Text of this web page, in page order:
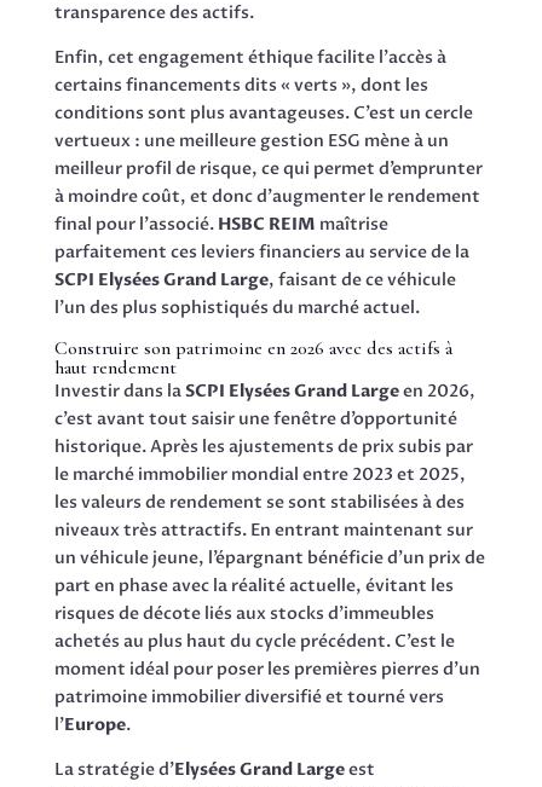
transparence des actifs.
Enfin, cet engagement éthique facilite l’accès à
certains financements dits « verts », dont les
conditions sont plus avantageuses. C’est un cercle
vertueux : une meilleure gestion ESG mène à un
meilleur profil de risque, ce qui permet d’emprunter
à moindre coût, et donc d’augmenter le rendement
final pour l’associé. HSBC REIM maîtrise
parfaitement ces leviers financiers au service de la
SCPI Elysées Grand Large, faisant de ce véhicule
l’un des plus sophistiqués du marché actuel.
Construire son patrimoine en 2026 avec des actifs à
haut rendement
Investir dans laSCPI Elysées Grand Largeen 2026,
c’est avant tout saisir une fenêtre d’opportunité
historique. Après les ajustements de prix subis par
le marché immobilier mondial entre 2023 et 2025,
les valeurs de rendement se sont stabilisées à des
niveaux très attractifs. En entrant maintenant sur
un véhicule jeune, l’épargnant bénéficie d’un prix de
part en phase avec la réalité actuelle, évitant les
risques de décote liés aux stocks d’immeubles
achetés au plus haut du cycle précédent. C’est le
moment idéal pour poser les premières pierres d’un
patrimoine immobilier diversifié et tourné vers
l’Europe.
La stratégie d’Elysées Grand Largeest